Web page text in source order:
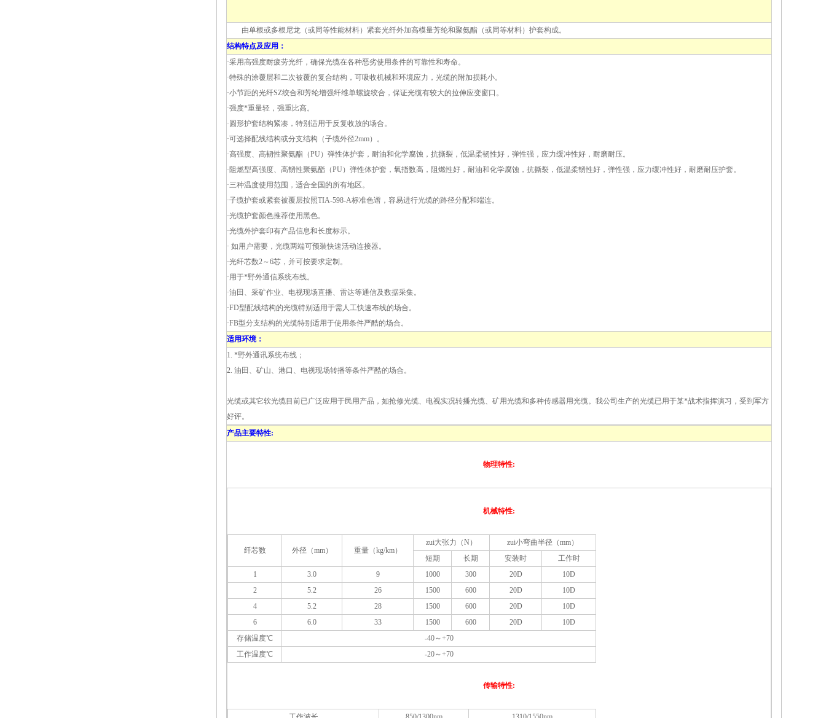
由单根或多根尼龙（或同等性能材料）紧套光纤外加高模量芳纶和聚氨酯（或同等材料）护套构成。
结构特点及应用：
·采用高强度耐疲劳光纤，确保光缆在各种恶劣使用条件的可靠性和寿命。
·特殊的涂覆层和二次被覆的复合结构，可吸收机械和环境应力，光缆的附加损耗小。
·小节距的光纤SZ绞合和芳纶增强纤维单螺旋绞合，保证光缆有较大的拉伸应变窗口。
·强度*重量轻，强重比高。
·圆形护套结构紧凑，特别适用于反复收放的场合。
·可选择配线结构或分支结构（子缆外径2mm）。
·高强度、高韧性聚氨酯（PU）弹性体护套，耐油和化学腐蚀，抗撕裂，低温柔韧性好，弹性强，应力缓冲性好，耐磨耐压。
·阻燃型高强度、高韧性聚氨酯（PU）弹性体护套，氧指数高，阻燃性好，耐油和化学腐蚀，抗撕裂，低温柔韧性好，弹性强，应力缓冲性好，耐磨耐压护套。
·三种温度使用范围，适合全国的所有地区。
·子缆护套或紧套被覆层按照TIA-598-A标准色谱，容易进行光缆的路径分配和端连。
·光缆护套颜色推荐使用黑色。
·光缆外护套印有产品信息和长度标示。
· 如用户需要，光缆两端可预装快速活动连接器。
·光纤芯数2～6芯，并可按要求定制。
·用于*野外通信系统布线。
·油田、采矿作业、电视现场直播、雷达等通信及数据采集。
·FD型配线结构的光缆特别适用于需人工快速布线的场合。
·FB型分支结构的光缆特别适用于使用条件严酷的场合。
适用环境：
1. *野外通讯系统布线；
2. 油田、矿山、港口、电视现场转播等条件严酷的场合。
光缆或其它软光缆目前已广泛应用于民用产品，如抢修光缆、电视实况转播光缆、矿用光缆和多种传感器用光缆。我公司生产的光缆已用于某*战术指挥演习，受到军方
好评。
产品主要特性:
物理特性:
机械特性:
纤芯数 外径（mm） 重量（kg/km）
zui大张力（N）
zui小弯曲半径（mm）
短期
长期 安装时
工作时
1
3.0 9 1000 300 20D
10D
2
5.2 26 1500 600 20D
10D
4
5.2 28 1500 600 20D
10D
6
6.0 33 1500 600 20D
10D
存储温度℃
-40～+70
工作温度℃
-20～+70
传输特性: